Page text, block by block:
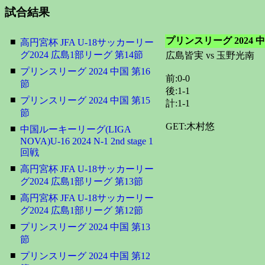
試合結果
■ 高円宮杯 JFA U-18サッカーリー
グ2024 広島1部リーグ 第14節
■ プリンスリーグ 2024 中国 第16
節
■ プリンスリーグ 2024 中国 第15
節
■ 中国ルーキーリーグ(LIGA
NOVA)U-16 2024 N-1 2nd stage 1
回戦
■ 高円宮杯 JFA U-18サッカーリー
グ2024 広島1部リーグ 第13節
■ 高円宮杯 JFA U-18サッカーリー
グ2024 広島1部リーグ 第12節
■ プリンスリーグ 2024 中国 第13
節
■ プリンスリーグ 2024 中国 第12
プリンスリーグ 2024
広島皆実 vs 玉野光南
前:0-0
後:1-1
計:1-1
GET:木村悠